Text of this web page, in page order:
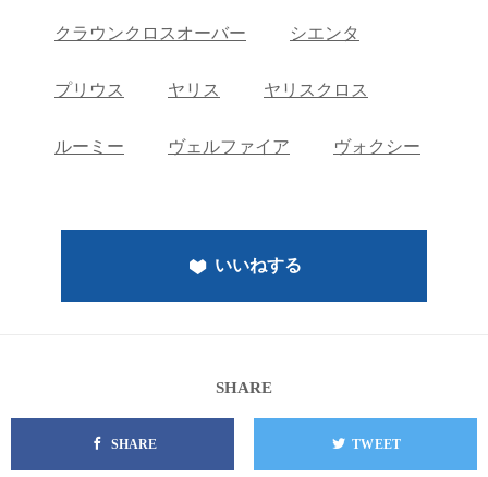
クラウンクロスオーバー シエンタ
プリウス ヤリス ヤリスクロス
ルーミー ヴェルファイア ヴォクシー
いいねする
SHARE
SHARE TWEET